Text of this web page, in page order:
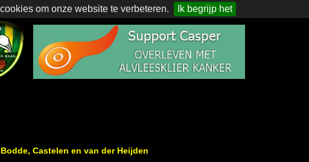
om onze website te verbeteren. Ik begrijp het
Castelen en van der Heijden